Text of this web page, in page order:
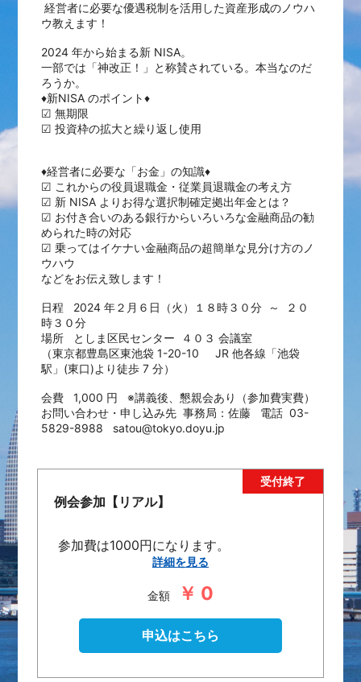
経営者に必要な優遇税制を活用した資産形成のノウハ
ウ教えます！
2024 年から始まる新 NISA。
一部では「神改正！」と称賛されている。本当なのだ
ろうか。
♦新NISA のポイント♦
☑ 無期限
☑ 投資枠の拡大と繰り返し使用
♦経営者に必要な「お金」の知識♦
☑ これからの役員退職金・従業員退職金の考え方
☑ 新 NISA よりお得な選択制確定拠出年金とは？
☑ お付き合いのある銀行からいろいろな金融商品の勧
められた時の対応
☑ 乗ってはイケナい金融商品の超簡単な見分け方のノ
ウハウ
などをお伝え致します！
日程 2024 年２月６日（火）１８時３０分 ～ ２０
時３０分
場所 としま区民センター ４０３ 会議室
（東京都豊島区東池袋 1-20-10 JR 他各線「池袋
駅」(東口)より徒歩 7 分）
会費 1,000 円 ※講義後、懇親会あり（参加費実費）
お問い合わせ・申し込み先 事務局：佐藤 電話 03-
5829-8988 satou@tokyo.doyu.jp
例会参加【リアル】
参加費は1000円になります。
当日現地にて集金。詳細を見る
金額 ￥ 0
申込はこちら